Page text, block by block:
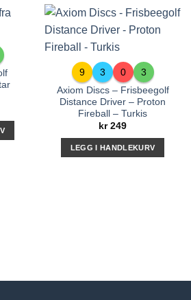
9 3 0
3
Axiom Discs – Frisbeegolf
Distance Driver – Proton
Fireball – Turkis
kr249
LEGG I HANDLEKURV